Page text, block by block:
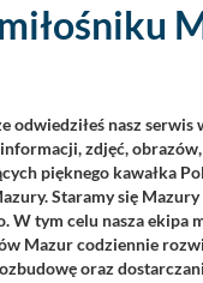
19 20 21
/ Port Łabędzi Ostrów /
Port Resort Niegocin / 20:00
odwiedziłeś nasz serwis
zdjęć,
pięknego kawałka
Staramy się
W tym celu nasza ekipa
Mazur codziennie
oraz